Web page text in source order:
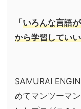
「 いろんな言語
から学習してい
SAMURAI
めてマンツーマ